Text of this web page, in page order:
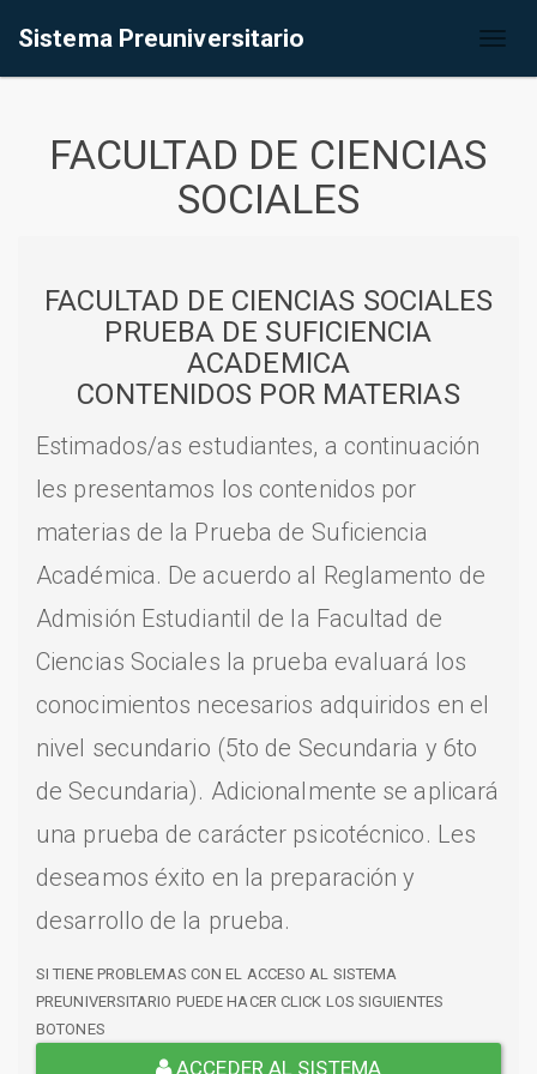
Sistema Preuniversitario
FACULTAD DE CIENCIAS
SOCIALES
FACULTAD DE CIENCIAS SOCIALES
PRUEBA DE SUFICIENCIA
ACADEMICA
CONTENIDOS POR MATERIAS
Estimados/as estudiantes, a continuación
les presentamos los contenidos por
materias de la Prueba de Suficiencia
Académica. De acuerdo al Reglamento de
Admisión Estudiantil de la Facultad de
Ciencias Sociales la prueba evaluará los
conocimientos necesarios adquiridos en el
nivel secundario (5to de Secundaria y 6to
de Secundaria). Adicionalmente se aplicará
una prueba de carácter psicotécnico. Les
deseamos éxito en la preparación y
desarrollo de la prueba.
SI TIENE PROBLEMAS CON EL ACCESO AL SISTEMA
PREUNIVERSITARIO PUEDE HACER CLICK LOS SIGUIENTES
BOTONES
ACCEDER AL SISTEMA